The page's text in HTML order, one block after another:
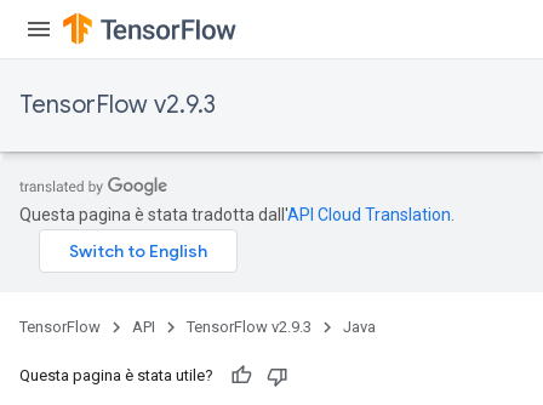
TensorFlow v2.9.3
Questa pagina è stata tradotta dall'API Cloud Translation
TensorFlow API TensorFlow v2.9.3 Java
Questa pagina è stata utile?